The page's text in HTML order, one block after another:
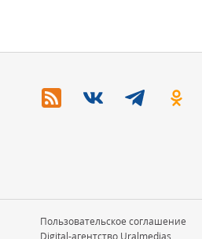
Пользовательское соглашение
Digital-агентство Uralmedias